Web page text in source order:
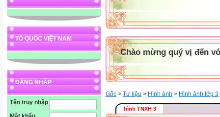
TỔ QUỐC VIỆT NAM
ĐĂNG NHẬP
Tên truy nhập
Chào mừng quý vị đến
Gốc > Tư liệu > Hình ảnh > Hình ảnh lớp 3
hình TNXH 3